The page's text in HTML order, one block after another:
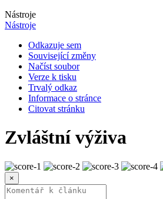
Nástroje
Nástroje
Odkazuje sem
Související změny
Načíst soubor
Verze k tisku
Trvalý odkaz
Informace o stránce
Citovat stránku
Zvláštní výživa
×